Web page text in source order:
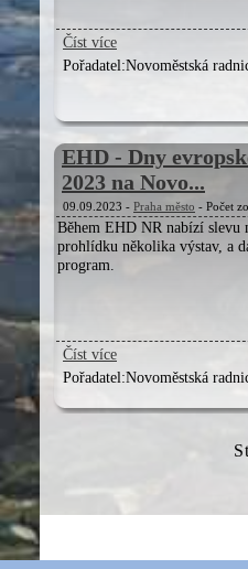
Číst více
Pořadatel:Novoměstská
EHD - Dny
2023 na Novo...
09.09.2023 - Praha město - Počet
Během EHD NR nabízí slevu
prohlídku několika výstav, a
program.
Číst více
Pořadatel:Novoměstská